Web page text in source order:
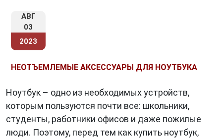
АВГ
03
2023
НЕОТЪЕМЛЕМЫЕ АКСЕССУАРЫ ДЛЯ НОУТБУКА
Ноутбук – одно из необходимых устройств,
которым пользуются почти все: школьники,
студенты, работники офисов и даже пожилые
люди. Поэтому, перед тем как купить ноутбук,